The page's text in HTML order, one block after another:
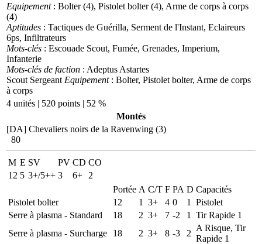
Equipement: Bolter (4), Pistolet bolter (4), Arme de corps à corps
(4)
Aptitudes : Tactiques de Guérilla, Serment de l'Instant, Eclaireurs
6ps, Infiltrateurs
Mots-clés : Escouade Scout, Fumée, Grenades, Imperium,
Infanterie
Mots-clés de faction : Adeptus Astartes
Scout Sergeant Equipement: Bolter, Pistolet bolter, Arme de corps
à corps
4 unités | 520 points | 52 %
Montés
[DA] Chevaliers noirs de la Ravenwing (3)
80
M E SV PV CD CO
12 5 3+/5++ 3 6+
2
Portée A C/T F PA D Capacités
Pistolet bolter
12 1 3+ 4 0 1
Pistolet
Serre à plasma - Standard
18 2 3+ 7 -2 1
Tir Rapide 1
Serre à plasma - Surcharge
18 2 3+ 8 -3 2
A Risque, Tir
Rapide 1